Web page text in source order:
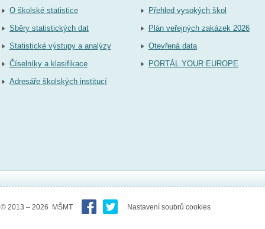
O školské statistice
Sběry statistických dat
Statistické výstupy a analýzy
Číselníky a klasifikace
Adresáře školských institucí
Přehled vysokých škol
Plán veřejných zakázek 2026
Otevřená data
PORTÁL YOUR EUROPE
© 2013 – 2026 MŠMT Nastavení soubrů cookies